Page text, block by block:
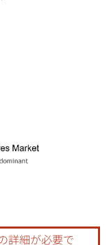
表示が必要です。